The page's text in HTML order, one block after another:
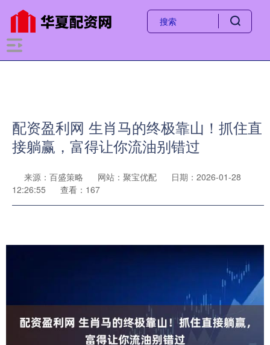
配资盈利网 生肖马的终极靠山！抓住直
接躺赢，富得让你流油别错过
来源：百盛策略 网站：聚宝优配
日期：2026-01-28
12:26:55
查看：167